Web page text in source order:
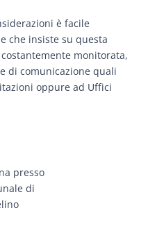
è facile
che insiste su questa
monitorata,
di comunicazione quali
oppure ad Uffici
presso
di